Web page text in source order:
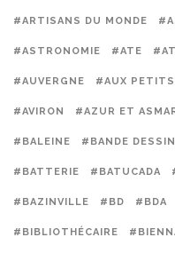
#ARTISANS DU MONDE
#ASTRONOMIE #ATE
#AUVERGNE #AUX PETITS
#AVIRON #AZUR ET
#BALEINE #BANDE
#BATTERIE #BATUCADA
#BAZINVILLE #BD #BDA
#BIBLIOTHÉCAIRE